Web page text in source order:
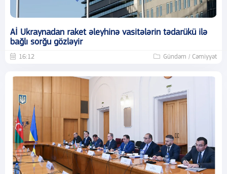
Aİ Ukraynadan raket əleyhinə vasitələrin tədarükü ilə
bağlı sorğu gözləyir
16:12 Gündəm / Cəmiyyət